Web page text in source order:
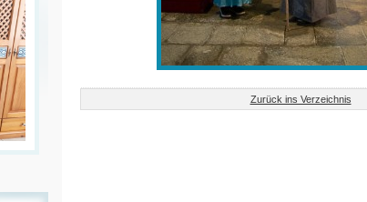
Zurück ins Verzeichnis